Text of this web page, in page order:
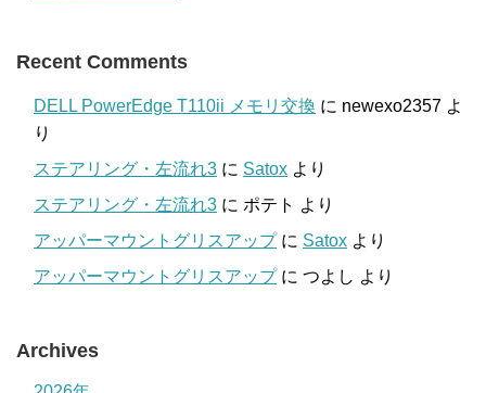
Recent Comments
DELL PowerEdge T110ii メモリ交換 に newexo2357 よ
り
ステアリング・左流れ3 に Satox より
ステアリング・左流れ3 に ポテト より
アッパーマウントグリスアップに Satox より
アッパーマウントグリスアップに つよし より
Archives